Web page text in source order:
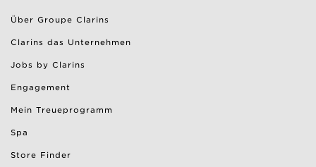
Über Groupe Clarins
Clarins das Unternehmen
Jobs by Clarins
Engagement
Mein Treueprogramm
Spa
Store Finder